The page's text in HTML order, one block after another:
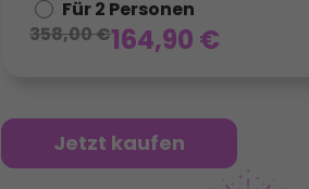
Für 2 Personen
358,00€164,90 €
Jetzt kaufen